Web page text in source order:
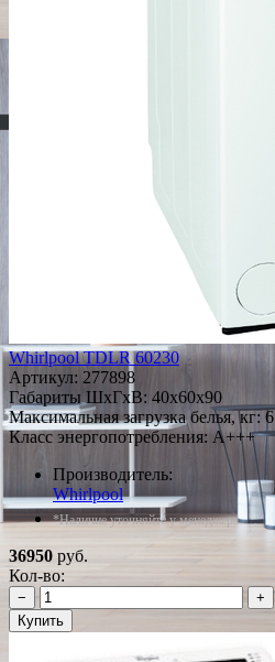
Whirlpool TDLR 60230
Артикул: 277898
Габариты ШxГxВ: 40x60x90
Максимальная загрузка белья, кг: 6
Класс энергопотребления: A+++
Производитель:
Whirlpool
*Наличие уточняйте у менеджера
36950 руб.
Кол-во:
−
+
Купить